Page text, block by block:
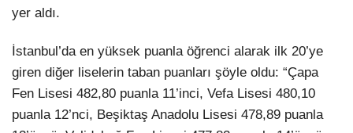
yer aldı.
İstanbul’da en yüksek puanla öğrenci alarak ilk 20’ye
giren diğer liselerin taban puanları şöyle oldu: “Çapa
Fen Lisesi 482,80 puanla 11’inci, Vefa Lisesi 480,10
puanla 12’nci, Beşiktaş Anadolu Lisesi 478,89 puanla